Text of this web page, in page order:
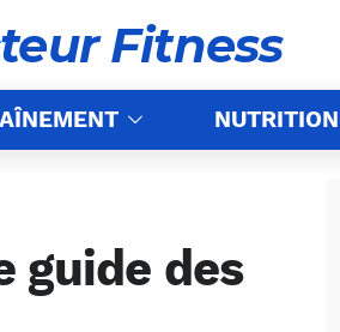
Fitness
NUTRITION
guide des